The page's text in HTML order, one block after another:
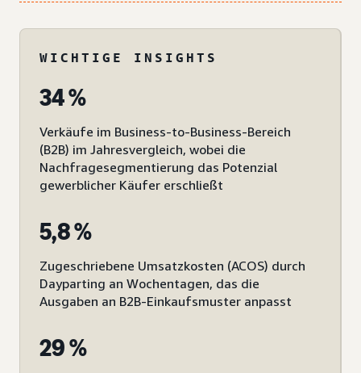
WICHTIGE INSIGHTS
34 %
Verkäufe im Business-to-Business-Bereich
(B2B) im Jahresvergleich, wobei die
Nachfragesegmentierung das Potenzial
gewerblicher Käufer erschließt
5,8 %
Zugeschriebene Umsatzkosten (ACOS) durch
Dayparting an Wochentagen, das die
Ausgaben an B2B-Einkaufsmuster anpasst
29 %